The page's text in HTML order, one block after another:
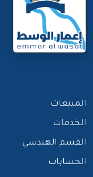
المبيعات
الخدمات
القسم الهندسي
الحسابات